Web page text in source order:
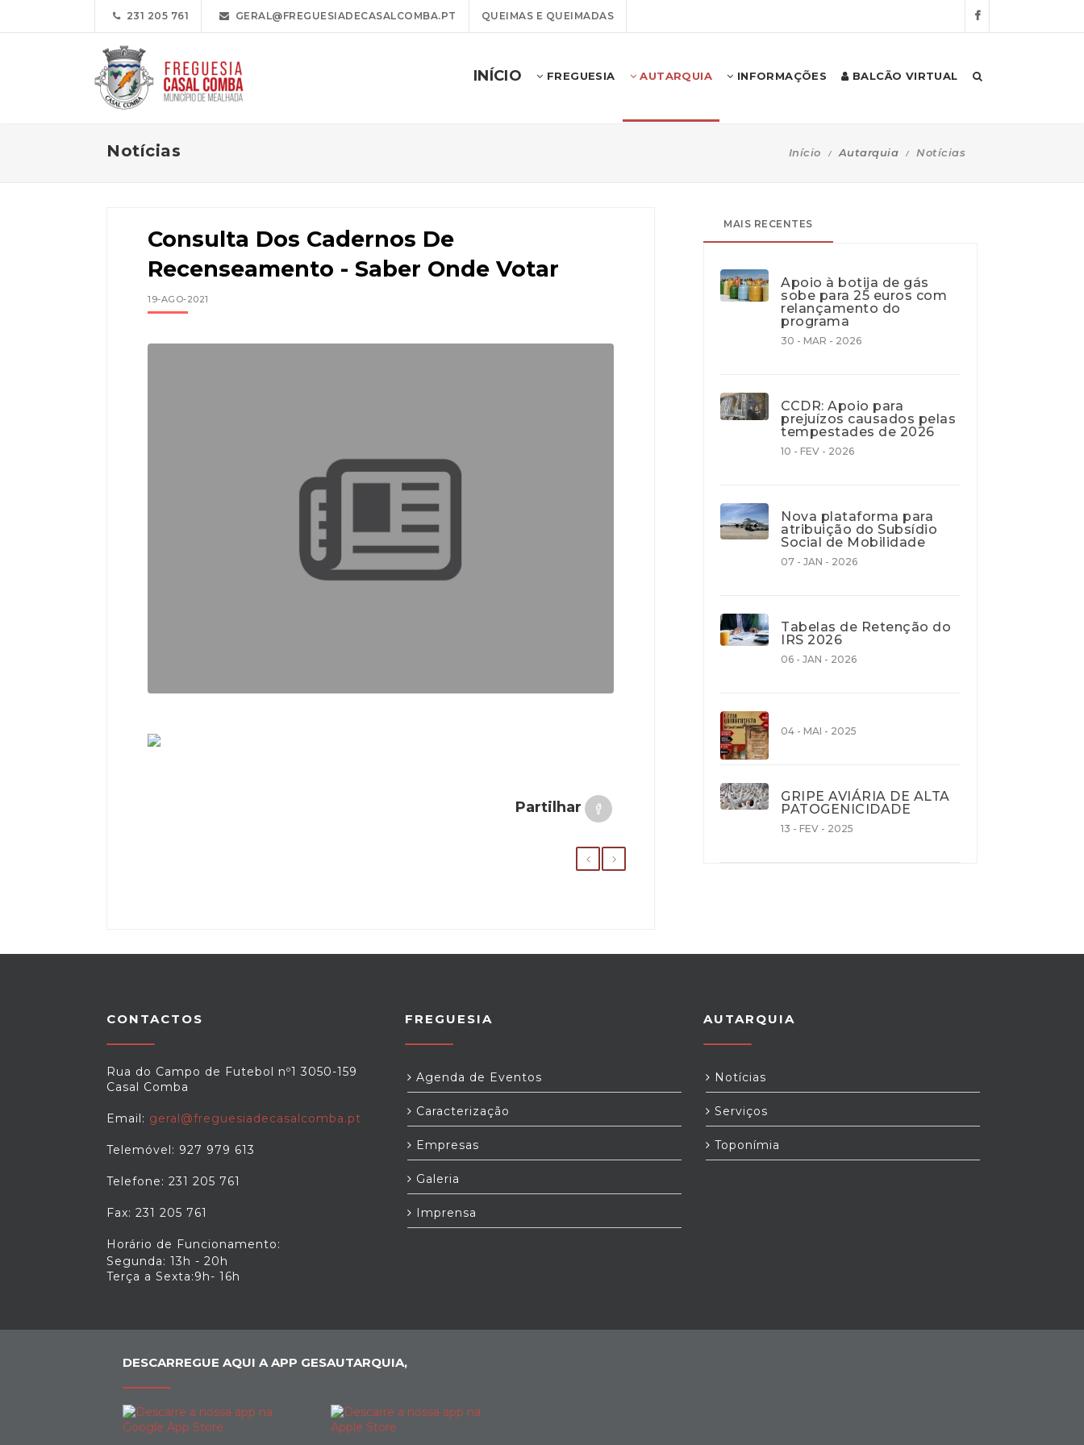
231 205 761 GERAL@FREGUESIADECASALCOMBA.PT QUEIMAS E QUEIMADAS
INÍCIO FREGUESIA AUTARQUIA INFORMAÇÕES BALCÃO VIRTUAL
Notícias Início Autarquia Notícias
Consulta Dos Cadernos De
Recenseamento - Saber Onde Votar
19-AGO-2021
Partilhar
MAIS RECENTES
Apoio à botija de gás
sobe para 25 euros com
relançamento do
programa
30 - MAR - 2026
CCDR: Apoio para
prejuízos causados pelas
tempestades de 2026
10 - FEV - 2026
Nova plataforma para
atribuição do Subsídio
Social de Mobilidade
07 - JAN - 2026
Tabelas de Retenção do
IRS 2026
06 - JAN - 2026
04 - MAI - 2025
GRIPE AVIÁRIA DE ALTA
PATOGENICIDADE
13 - FEV - 2025
CONTACTOS
Rua do Campo de Futebol nº1 3050-159
Casal Comba
Email: geral@freguesiadecasalcomba.pt
Telemóvel: 927 979 613
Telefone: 231 205 761
Fax: 231 205 761
Horário de Funcionamento:
Segunda: 13h - 20h
Terça a Sexta:9h- 16h
FREGUESIA
Agenda de Eventos
Caracterização
Empresas
Galeria
Imprensa
AUTARQUIA
Notícias
Serviços
Toponímia
DESCARREGUE AQUI A APP GESAUTARQUIA,